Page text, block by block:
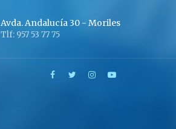
Avda. Andalucía 30 - Moriles
Tlf: 957 53 77 75